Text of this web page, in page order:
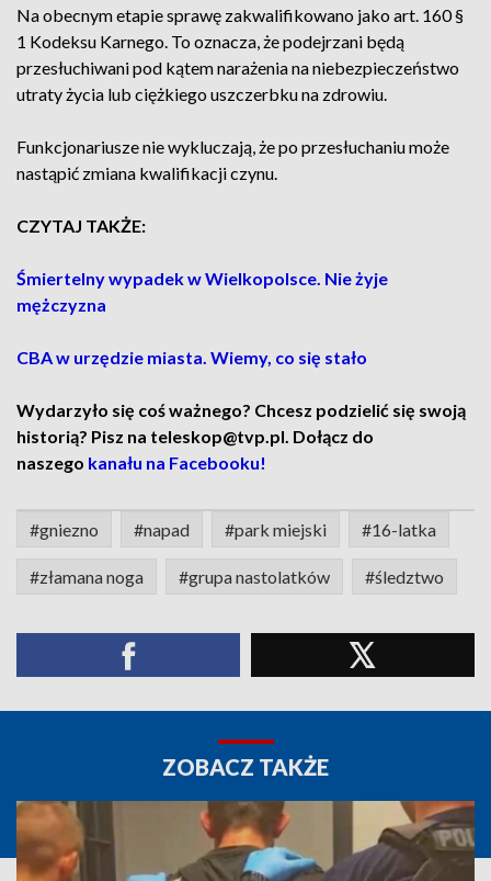
Na obecnym etapie sprawę zakwalifikowano jako art. 160 §
1 Kodeksu Karnego. To oznacza, że podejrzani będą
przesłuchiwani pod kątem narażenia na niebezpieczeństwo
utraty życia lub ciężkiego uszczerbku na zdrowiu.
Funkcjonariusze nie wykluczają, że po przesłuchaniu może
nastąpić zmiana kwalifikacji czynu.
CZYTAJ TAKŻE:
Śmiertelny wypadek w Wielkopolsce. Nie żyje
mężczyzna
CBA w urzędzie miasta. Wiemy, co się stało
Wydarzyło się coś ważnego? Chcesz podzielić się swoją
historią? Pisz na teleskop@tvp.pl. Dołącz do
naszego kanału na Facebooku!
#gniezno #napad #park miejski #16-latka
#złamana noga #grupa nastolatków #śledztwo
ZOBACZ TAKŻE